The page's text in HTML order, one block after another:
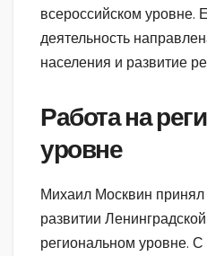
всероссийском уровне.
деятельность
населения и развитие
Работа на
уровне
Михаил Москвин принял
развитии
региональном уровне.